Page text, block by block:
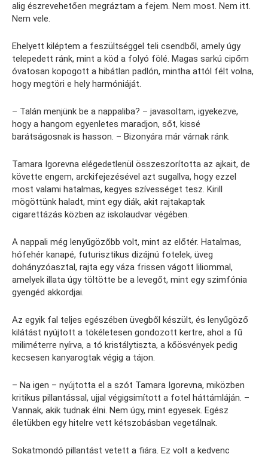
alig észrevehetően megráztam a fejem. Nem most. Nem itt.
Nem vele.
Ehelyett kiléptem a feszültséggel teli csendből, amely úgy
telepedett ránk, mint a köd a folyó fölé. Magas sarkú cipőm
óvatosan kopogott a hibátlan padlón, mintha attól félt volna,
hogy megtöri e hely harmóniáját.
– Talán menjünk be a nappaliba? – javasoltam, igyekezve,
hogy a hangom egyenletes maradjon, sőt, kissé
barátságosnak is hasson. – Bizonyára már várnak ránk.
Tamara Igorevna elégedetlenül összeszorította az ajkait, de
követte engem, arckifejezésével azt sugallva, hogy ezzel
most valami hatalmas, kegyes szívességet tesz. Kirill
mögöttünk haladt, mint egy diák, akit rajtakaptak
cigarettázás közben az iskolaudvar végében.
A nappali még lenyűgözőbb volt, mint az előtér. Hatalmas,
hófehér kanapé, futurisztikus dizájnú fotelek, üveg
dohányzóasztal, rajta egy váza frissen vágott liliommal,
amelyek illata úgy töltötte be a levegőt, mint egy szimfónia
gyengéd akkordjai.
Az egyik fal teljes egészében üvegből készült, és lenyűgöző
kilátást nyújtott a tökéletesen gondozott kertre, ahol a fű
miliméterre nyírva, a tó kristálytiszta, a kőösvények pedig
kecsesen kanyarogtak végig a tájon.
– Na igen – nyújtotta el a szót Tamara Igorevna, miközben
kritikus pillantással, ujjal végigsimított a fotel háttámláján. –
Vannak, akik tudnak élni. Nem úgy, mint egyesek. Egész
életükben egy hitelre vett kétszobásban vegetálnak.
Sokatmondó pillantást vetett a fiára. Ez volt a kedvenc